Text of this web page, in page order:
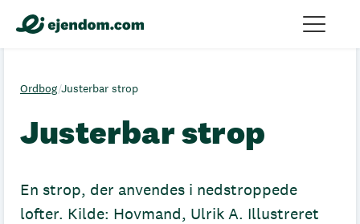
Ordbog/Justerbar strop
Justerbar strop
En strop, der anvendes i nedstroppede
lofter. Kilde: Hovmand, Ulrik A. Illustreret